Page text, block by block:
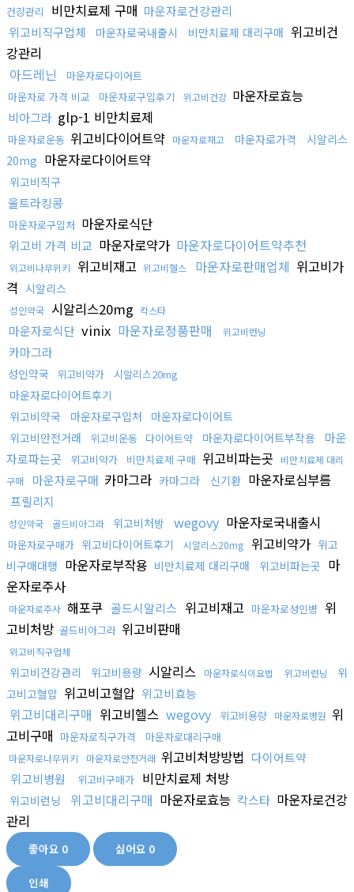
건강관리
비만치료제 구매 마운자로건강관리
위고비직구업체
마운자로국내출시 비만치료제 대리구매 위고비건
강관리
아드레닌
마운자로다이어트
마운자로 가격 비교
마운자로구입후기 위고비건강 마운자로효능
비아그라 glp-1 비만치료제
마운자로운동 위고비다이어트약 마운자로재고 마운자로가격
시알리스
20mg 마운자로다이어트약
위고비직구
울트라킹콩
마운자로구입처 마운자로식단
위고비 가격 비교 마운자로약가 마운자로다이어트약추천
위고비나무위키 위고비재고 위고비헬스 마운자로판매업체 위고비가
격 시알리스
성인약국 시알리스20mg 칵스타
마운자로식단 vinix 마운자로정품판매 위고비런닝
카마그라
성인약국 위고비약가 시알리스20mg
마운자로다이어트후기
위고비약국
마운자로구입처
마운자로다이어트
위고비안전거래
위고비운동 다이어트약 마운자로다이어트부작용
마운
자로파는곳
위고비약가 비만치료제 구매 위고비파는곳
비만치료제 대리
구매
마운자로구매 카마그라 카마그라 신기환 마운자로심부름
프릴리지
성인약국 골드비아그라 위고비처방 wegovy 마운자로국내출시
마운자로구매가 위고비다이어트후기 시알리스20mg 위고비약가 위고
비구매대행 마운자로부작용 비만치료제 대리구매 위고비파는곳 마
운자로주사
마운자로주사 해포쿠 골드시알리스 위고비재고 마운자로성인병 위
고비처방 골드비아그라 위고비판매
위고비직구업체
위고비건강관리 위고비용량 시알리스 마운자로식이요법 위고비런닝
위
고비고혈압 위고비고혈압 위고비효능
위고비대리구매 위고비헬스 wegovy 위고비용량 마운자로병원 위
고비구매 마운자로직구가격 마운자로대리구매
마운자로나무위키 마운자로안전거래 위고비처방방법 다이어트약
위고비병원
위고비구매가 비만치료제 처방
위고비런닝 위고비대리구매 마운자로효능 칵스타 마운자로건강
관리
좋아요 0 싫어요 0
인쇄